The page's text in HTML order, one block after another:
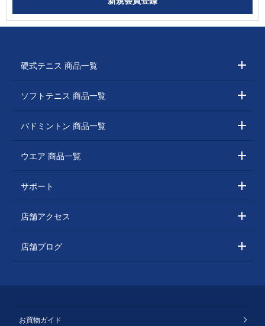
硬式テニス 商品一覧
ソフトテニス 商品一覧
バドミントン 商品一覧
ウエア 商品一覧
サポート
店舗アクセス
店舗ブログ
お買物ガイド